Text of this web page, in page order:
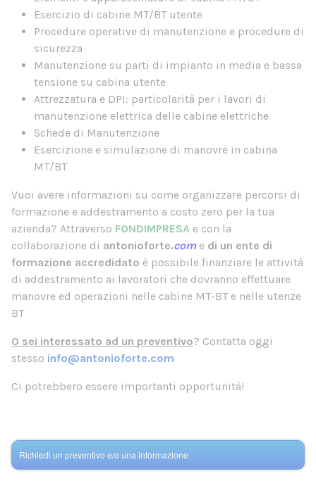
Esercizio di cabine MT/BT utente
Procedure operative di manutenzione e procedure di
sicurezza
Manutenzione su parti di impianto in media e bassa
tensione su cabina utente
Attrezzatura e DPI: particolarità per i lavori di
manutenzione elettrica delle cabine elettriche
Schede di Manutenzione
Esercizione e simulazione di manovre in cabina
MT/BT
Vuoi avere informazioni su come organizzare percorsi di
formazione e addestramento a costo zero per la tua
azienda? Attraverso FONDIMPRESA e con la
collaborazione di antonioforte.come di un ente di
formazione accredidato è possibile finanziare le attività
di addestramento ai lavoratori che dovranno effettuare
manovre ed operazioni nelle cabine MT-BT e nelle utenze
BT
O sei interessato ad un preventivo? Contatta oggi
stesso info@antonioforte.com
Ci potrebbero essere importanti opportunità!
Richiedi un preventivo e/o una informazione